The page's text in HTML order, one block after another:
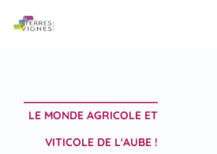
LE MONDE AGRICOLE ET
VITICOLE DE L'AUBE !